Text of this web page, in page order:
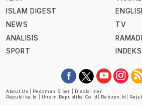
ISLAM DIGEST
NEWS
ANALISIS
SPORT
TV
INDEKS
About Us Pedoman Siber
Disclaimer
Republika.id
Ihram.republika.co.id Retizen.id